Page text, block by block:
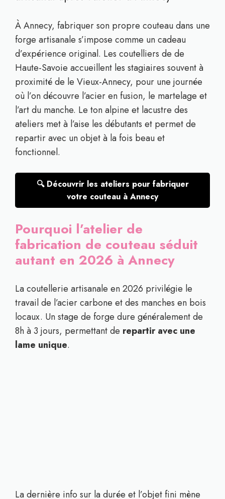
À Annecy, fabriquer son propre couteau dans une
forge artisanale s’impose comme un cadeau
d’expérience original. Les coutelliers de de
Haute-Savoie accueillent les stagiaires souvent à
proximité de le Vieux-Annecy, pour une journée
où l’on découvre l’acier en fusion, le martelage et
l’art du manche. Le ton alpine et lacustre des
ateliers met à l’aise les débutants et permet de
repartir avec un objet à la fois beau et
fonctionnel.
🔍 Découvrir les ateliers pour fabriquer
votre couteau à Annecy
Pourquoi l’atelier de
fabrication de couteau séduit
autant en 2026 à Annecy
La coutellerie artisanale en 2026 privilégie le
travail de l’acier carbone et des manches en bois
locaux. Un stage de forge dure généralement de
8h à 3 jours, permettant de repartir avec une
lame unique.
La dernière info sur la durée et l’objet fini mène